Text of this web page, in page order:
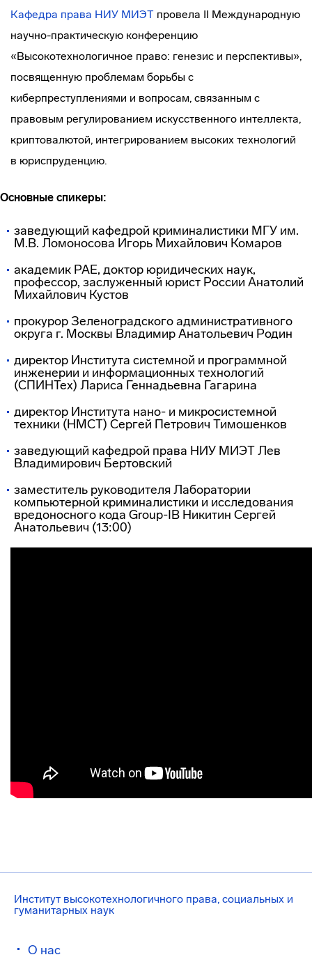
Институт высокотехнологичного права, социальных и
гуманитарных наук
О нас
Кафедра права НИУ МИЭТ провела II Международную
научно-практическую конференцию
«Высокотехнологичное право: генезис и перспективы»,
посвященную проблемам борьбы с
киберпреступлениями и вопросам, связанным с
правовым регулированием искусственного интеллекта,
криптовалютой, интегрированием высоких технологий
в юриспруденцию.
Основные спикеры:
заведующий кафедрой криминалистики МГУ им.
М.В. Ломоносова Игорь Михайлович Комаров
академик РАЕ, доктор юридических наук,
профессор, заслуженный юрист России Анатолий
Михайлович Кустов
прокурор Зеленоградского административного
округа г. Москвы Владимир Анатольевич Родин
директор Института системной и программной
инженерии и информационных технологий
(СПИНТех) Лариса Геннадьевна Гагарина
директор Института нано- и микросистемной
техники (НМСТ) Сергей Петрович Тимошенков
заведующий кафедрой права НИУ МИЭТ Лев
Владимирович Бертовский
заместитель руководителя Лаборатории
компьютерной криминалистики и исследования
вредоносного кода Group-IB Никитин Сергей
Анатольевич (13:00)